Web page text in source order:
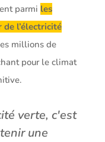
parmi les
de l’électricité
millions de
pour le climat
verte, c'est
une